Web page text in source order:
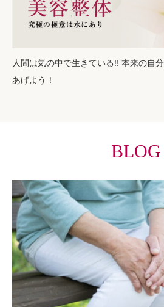
人間は気の中で生きている!! 本来の自
あげよう！
BLOG